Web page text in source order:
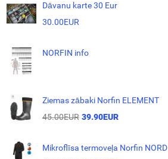
Dāvanu karte 30 Eur
30.00EUR
NORFIN info
Ziemas zābaki Norfin ELEMENT
45.00EUR 39.90EUR
Mikroflīsa termoveļa Norfin NORD